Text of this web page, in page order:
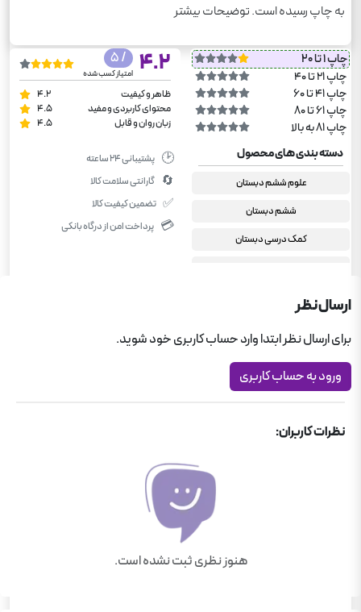
به چاپ رسیده است. توضیحات بیشتر
چاپ 1 تا 20
چاپ 21 تا 40
چاپ 41 تا 60
چاپ 61 تا 80
چاپ 81 به بالا
4.2
/ 5
امتیاز کسب شده
ظاهر و کیفیت
4.2
محتوای کاربردی و مفید
4.5
زبان روان و قابل
4.5
دسته بندی های محصول
علوم ششم دبستان
ششم دبستان
کمک درسی دبستان
🕑 پشتیبانی ۲۴ ساعته
🔄 گارانتی سلامت کالا
✅ تضمین کیفیت کالا
💳 پرداخت امن از درگاه بانکی
ارسال نظر
برای ارسال نظر ابتدا وارد حساب کاربری خود شوید.
ورود به حساب کاربری
نظرات کاربران:
هنوز نظری ثبت نشده است.